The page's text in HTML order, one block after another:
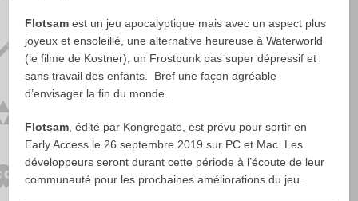
Flotsam est un jeu apocalyptique mais avec un aspect plus
joyeux et ensoleillé, une alternative heureuse à Waterworld
(le filme de Kostner), un Frostpunk pas super dépressif et
sans travail des enfants. Bref une façon agréable
d’envisager la fin du monde.
Flotsam , édité par Kongregate, est prévu pour sortir en
Early Access le 26 septembre 2019 sur PC et Mac. Les
développeurs seront durant cette période à l’écoute de leur
communauté pour les prochaines améliorations du jeu.